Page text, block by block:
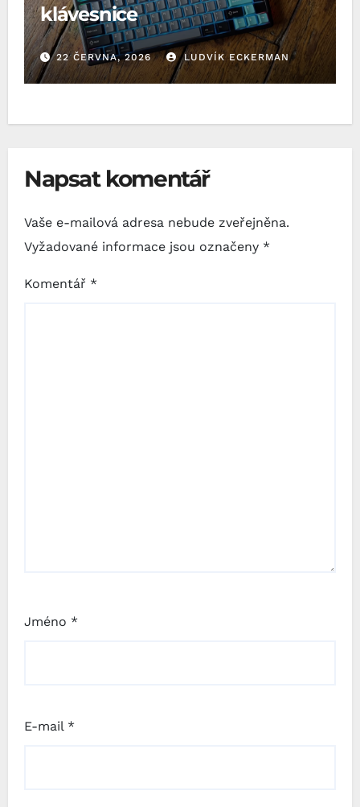
klávesnice
22 ČERVNA, 2026 LUDVÍK ECKERMAN
Napsat komentář
Vaše e-mailová adresa nebude zveřejněna.
Vyžadované informace jsou označeny *
Komentář *
Jméno *
E-mail *